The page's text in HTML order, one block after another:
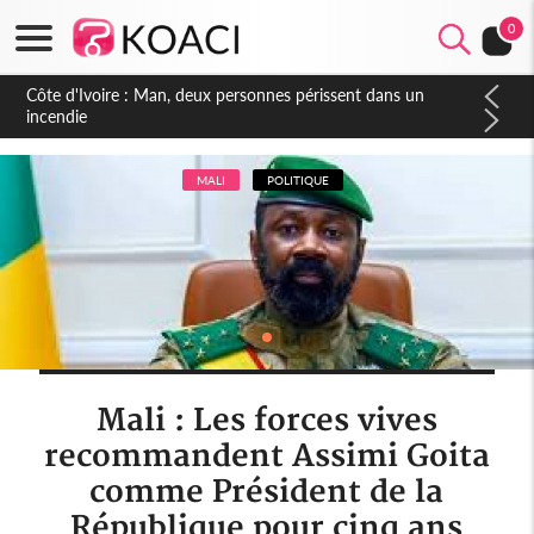
0
Côte d'Ivoire : Séileu, la célébration de la fête nationale
transformée en vaste campagne contre les produits
dépigmentants dangereux
MALI POLITIQUE
Mali : Les forces vives
recommandent Assimi Goita
comme Président de la